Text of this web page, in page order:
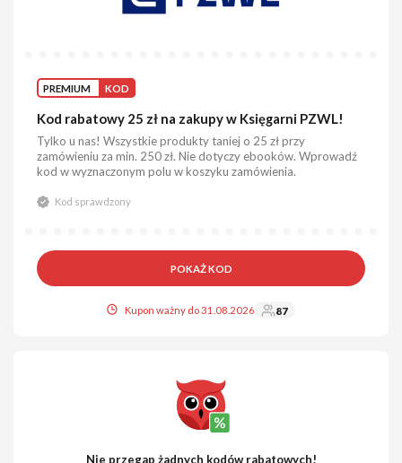
PREMIUM KOD
Kod rabatowy 25 zł na zakupy w Księgarni PZWL!
Tylko u nas! Wszystkie produkty taniej o 25 zł przy
zamówieniu za min. 250 zł. Nie dotyczy ebooków. Wprowadź
kod w wyznaczonym polu w koszyku zamówienia.
Kod sprawdzony
POKAŻ KOD
Kupon ważny do 31.08.2026 87
Nie przegap żadnych kodów rabatowych!